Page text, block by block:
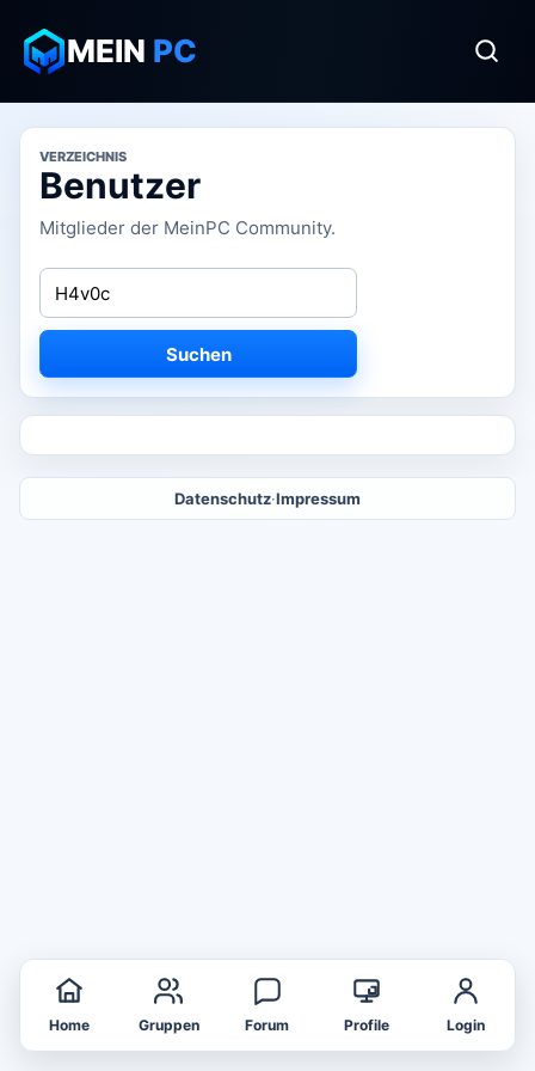
MEIN PC
VERZEICHNIS
Benutzer
Mitglieder der MeinPC Community.
Suchen
Datenschutz·Impressum
Home Gruppen Forum Profile Login